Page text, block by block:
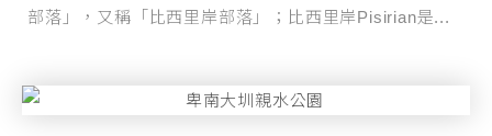
部落」，又稱「比西里岸部落」；比西里岸Pisirian是...